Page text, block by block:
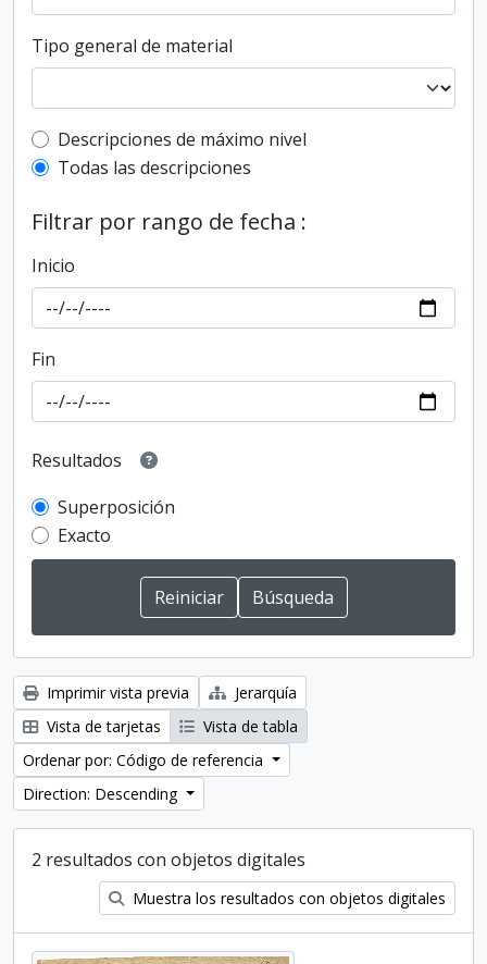
Tipo general de material
Top-level description filter
Descripciones de máximo nivel
Todas las descripciones
Filtrar por rango de fecha :
Inicio
Fin
Resultados
Superposición
Exacto
Imprimir vista previa
Jerarquía
Vista de tarjetas
Vista de tabla
Ordenar por: Código de referencia
Direction: Descending
2 resultados con objetos digitales
Muestra los resultados con objetos digitales